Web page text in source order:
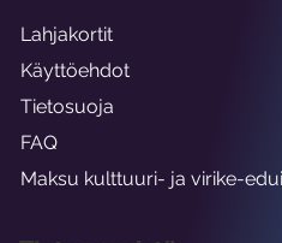
Lahjakortit
Käyttöehdot
Tietosuoja
FAQ
Maksu kulttuuri- ja virike-